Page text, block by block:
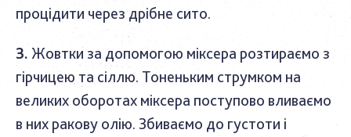
процідити через дрібне сито.
Жовтки за допомогою міксера розтираємо з
гірчицею та сіллю. Тоненьким струмком на
великих оборотах міксера поступово вливаємо
в них ракову олію. Збиваємо до густоти і